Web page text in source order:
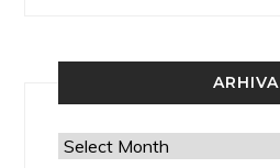
ARHIVA
Arhiva